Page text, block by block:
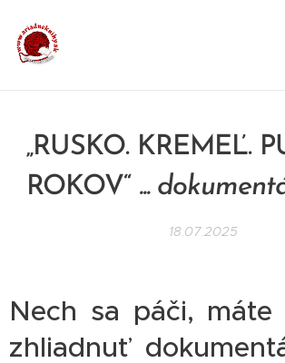
„RUSKO. KREMEĽ.
ROKOV“ ...
18.07.2025
Nech sa páči, máte
zhliadnuť